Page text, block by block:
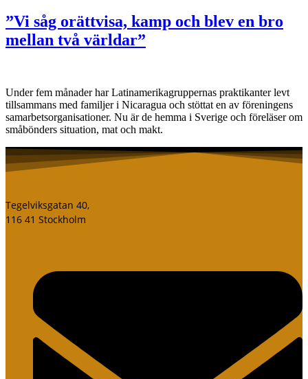
”Vi såg orättvisa, kamp och blev en bro
mellan två världar”
Under fem månader har Latinamerikagruppernas praktikanter levt
tillsammans med familjer i Nicaragua och stöttat en av föreningens
samarbetsorganisationer. Nu är de hemma i Sverige och föreläser om
småbönders situation, mat och makt.
Tegelviksgatan 40,
116 41 Stockholm